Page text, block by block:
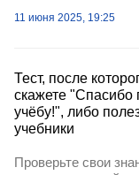
11 июня 2025, 19:25
Тест, после
скажете "Спасибо
учёбу!", либо
учебники
Проверьте свои